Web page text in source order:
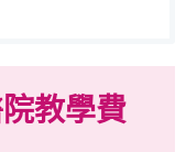
教學費